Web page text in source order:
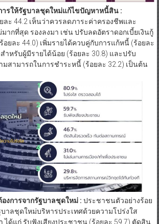
ารให้รัฐบาลชุดใหม่แก้ไขปัญหาหนี้สิน :
ะ 44.2 เห็นว่าควรลดภาระค่าครองชีพและ
ากที่สุด รองลงมา เช่น ปรับลดอัตราดอกเบี้ยเงินกู้
ยละ 44.0) เพิ่มรายได้ควบคู่กับการแก้หนี้ (ร้อยละ
สำหรับผู้มีรายได้น้อย (ร้อยละ 30.8) และปรับ
สามารถในการชำระหนี้ (ร้อยละ 32.2) เป็นต้น
งการจากรัฐบาลชุดใหม่ : ประชาชนตัวอย่างร้อย
บาลชุดใหม่บริหารประเทศด้วยความโปร่งใส
ได้แก่ รับฟังเสียงประชาชน (ร้อยละ 59.7) ตัดสิน